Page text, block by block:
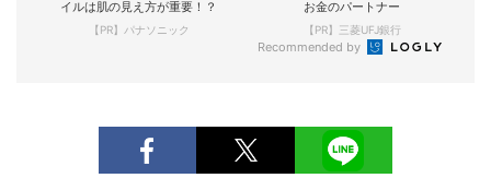
イルは肌の見え方が重要！？
【PR】パナソニック
お金のパートナー
【PR】三菱UFJ銀行
Recommended by